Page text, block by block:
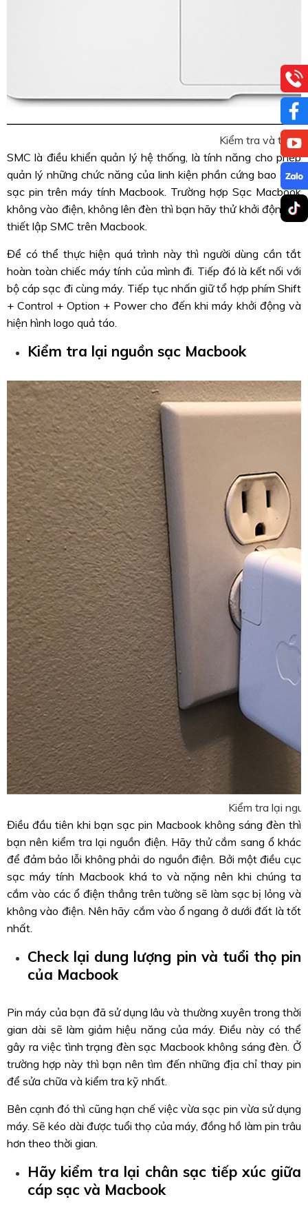
Kiểm tra và thiết
SMC là điều khiển quản lý hệ thống, là tính năng cho phép
quản lý những chức năng của linh kiện phần cứng bao gồm
sạc pin trên máy tính Macbook. Trường hợp Sạc Macbook
không vào điện, không lên đèn thì bạn hãy thử khởi động lại
thiết lập SMC trên Macbook.
Để có thể thực hiện quá trình này thì người dùng cần tắt
hoàn toàn chiếc máy tính của mình đi. Tiếp đó là kết nối với
bộ cáp sạc đi cùng máy. Tiếp tục nhấn giữ tổ hợp phím Shift
+ Control + Option + Power cho đến khi máy khởi động và
hiện hình logo quả táo.
Kiểm tra lại nguồn sạc Macbook
Kiểm tra lại
Điều đầu tiên khi bạn sạc pin Macbook không sáng đèn thì
bạn nên kiểm tra lại nguồn điện. Hãy thử cắm sang ổ khác
để đảm bảo lỗi không phải do nguồn điện. Bởi một điều cục
sạc máy tính Macbook khá to và nặng nên khi chúng ta
cắm vào các ổ điện thẳng trên tường sẽ làm sạc bị lỏng và
không vào điện. Nên hãy cắm vào ổ ngang ở dưới đất là tốt
nhất.
Check lại dung lượng pin và tuổi thọ pin
của Macbook
Pin máy của bạn đã sử dụng lâu và thường xuyên trong thời
gian dài sẽ làm giảm hiệu năng của máy. Điều này có thể
gây ra việc tình trạng đèn sạc Macbook không sáng đèn. Ở
trường hợp này thì bạn nên tìm đến những địa chỉ thay pin
để sửa chữa và kiểm tra kỹ nhất.
Bên cạnh đó thì cũng hạn chế việc vừa sạc pin vừa sử dụng
máy. Sẽ kéo dài được tuổi thọ của máy, đồng hồ làm pin trâu
hơn theo thời gian.
Hãy kiểm tra lại chân sạc tiếp xúc giữa
cáp sạc và Macbook